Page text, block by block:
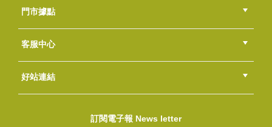
(USD3.98)
公司簡介
品牌故事
最新消息
隱私權聲明
版權聲明
門市據點
總部
北區
中區
南區
東區
海外
客服中心
會員等級
購物流程
訂單查詢
常見問題
海外訂購流程
連絡我們
下載專區
紅利點數
好站連結
訂閱電子報 News letter